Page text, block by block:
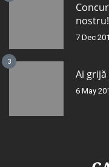
nostru!
7 Dec
3
Ai
6 May